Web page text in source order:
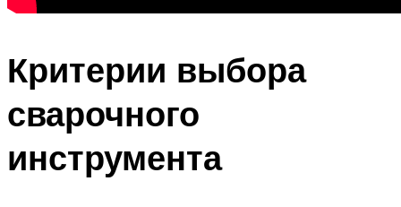
Критерии выбора
сварочного
инструмента